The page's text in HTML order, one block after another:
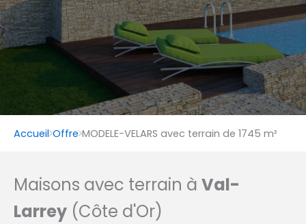
Accueil Offre MODELE-VELARS avec terrain de 1745 m²
Maisons avec terrain à Val-
Larrey (Côte d'Or)